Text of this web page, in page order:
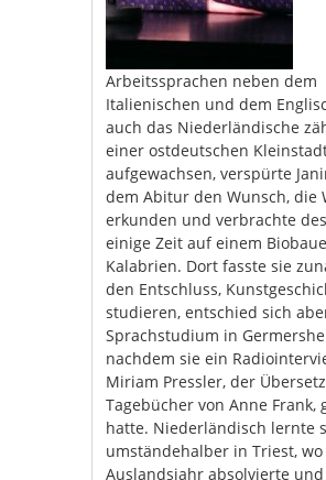
Arbeitssprachen neben dem
Italienischen und dem
auch das Niederländische
einer ostdeutschen
aufgewachsen, verspürte
dem Abitur den Wunsch, die
erkunden und verbrachte
einige Zeit auf einem
Kalabrien. Dort fasste sie
den Entschluss,
studieren, entschied sich
Sprachstudium in
nachdem sie ein
Miriam Pressler, der
Tagebücher von Anne Frank,
hatte. Niederländisch lernte
umständehalber in Triest, wo
Auslandsjahr absolvierte